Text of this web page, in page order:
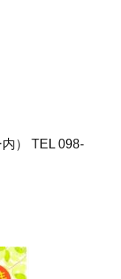
） TEL 098-